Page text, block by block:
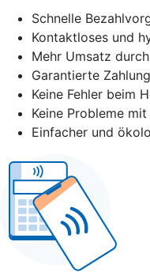
Schnelle
Kontaktloses und
Mehr Umsatz
Garantierte
Keine Fehler beim
Keine Probleme
Einfacher und